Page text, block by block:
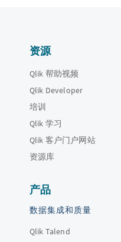
资源
Qlik 帮助视频
Qlik Developer
培训
Qlik 学习
Qlik 客户门户网站
资源库
产品
数据集成和质量
Qlik Talend